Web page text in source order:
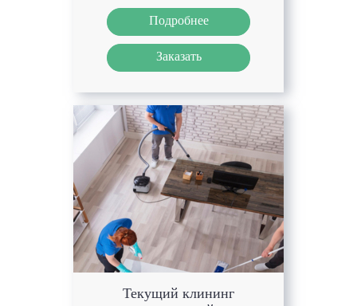
Подробнее
Заказать
Текущий клининг